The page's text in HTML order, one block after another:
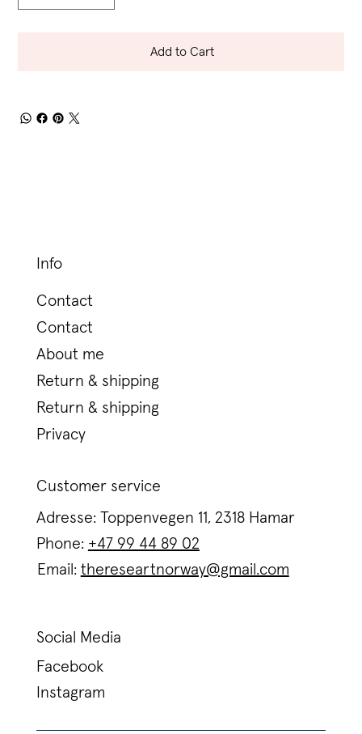
Add to Cart
Info
Contact
Contact
About me
Return & shipping
Return & shipping
Privacy
Customer service
Adresse: Toppenvegen 11, 2318 Hamar
Phone: +47 99 44 89 02
Email: thereseartnorway@gmail.com
Social Media
Facebook
Instagram